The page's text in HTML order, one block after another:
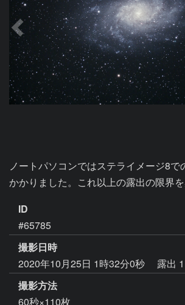
ノートパソコンではステライメージ8で
かかりました。これ以上の露出の限界を
ID
#65785
撮影日時
2020年10月25日 1時32分0秒
露出
撮影方法
60秒×110枚